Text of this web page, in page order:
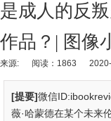
是成人的反
作品？| 图像
来源: 阅读：1863
[提要]微信
薇·哈蒙德在某个未来